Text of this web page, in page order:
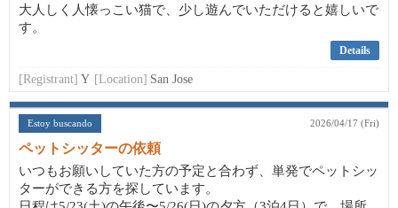
大人しく人懐っこい猫で、少し遊んでいただけると嬉しいで
す。
Details
[Registrant] Y [Location] San Jose
Estoy buscando 2026/04/17 (Fri)
ペットシッターの依頼
いつもお願いしていた方の予定と合わず、単発でペットシッ
ターができる方を探しています。